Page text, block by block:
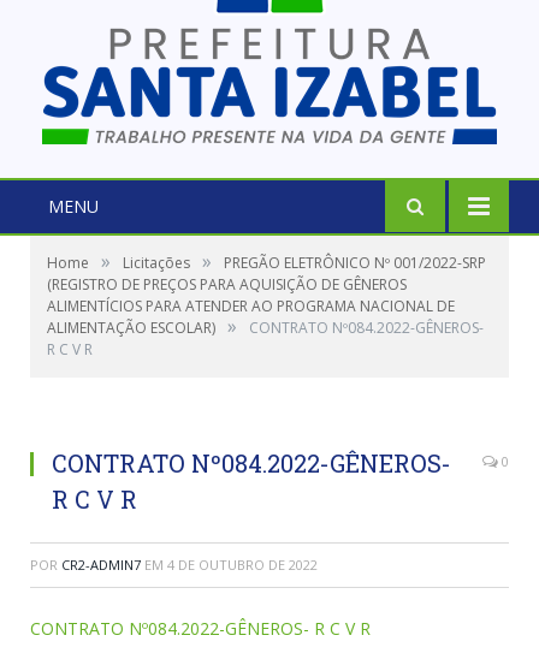
MENU
Home » Licitações »
PREGÃO ELETRÔNICO Nº 001/2022-SRP
(REGISTRO DE PREÇOS PARA AQUISIÇÃO DE GÊNEROS
ALIMENTÍCIOS PARA ATENDER AO PROGRAMA NACIONAL DE
ALIMENTAÇÃO ESCOLAR) »
CONTRATO Nº084.2022-GÊNEROS-
R C V R
CONTRATO Nº084.2022-GÊNEROS-
R C V R
0
POR CR2-ADMIN7 EM 4 DE OUTUBRO DE 2022
CONTRATO Nº084.2022-GÊNEROS- R C V R